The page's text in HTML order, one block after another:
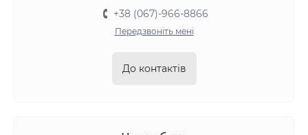
+38 (067)-966-8866
Передзвоніть мені
До контактів